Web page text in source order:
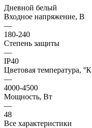
Дневной белый
Входное напряжение, В
—
180-240
Степень защиты
—
IP40
Цветовая температура, °К
—
4000-4500
Мощность, Вт
—
48
Все характеристики